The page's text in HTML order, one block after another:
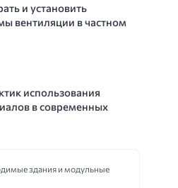
и установить
вентиляции в частном
использования
в современных
здания и модульные